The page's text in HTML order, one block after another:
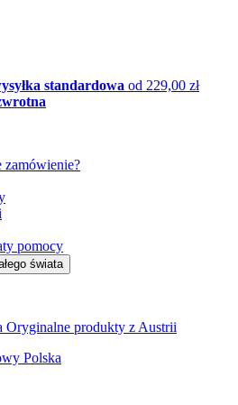
standardowa od 229,00 zł
zamówienie?
pomocy
Oryginalne produkty z Austrii